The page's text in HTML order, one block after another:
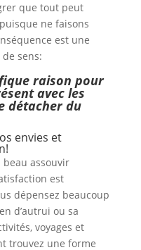
que tout peut
ne faisons
est une
sens:
raison pour
avec les
détacher du
envies et
beau assouvir
est
dépensez beaucoup
d’autrui ou sa
voyages et
trouvez une forme